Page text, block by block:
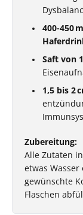
400-450
Saft von
1,5 bis 2
Zubereitung:
Alle Zutaten
etwas
gewünschte
Flaschen